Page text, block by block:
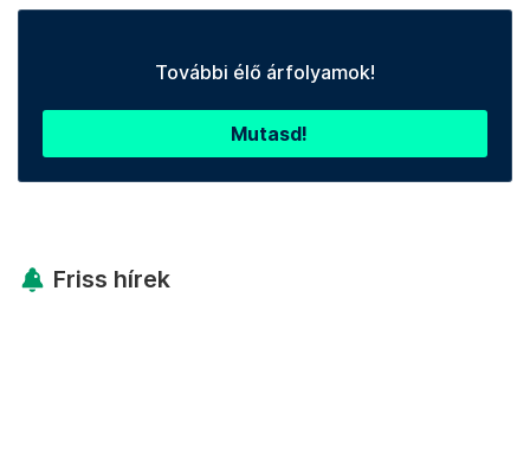
További élő árfolyamok!
Mutasd!
Friss hírek